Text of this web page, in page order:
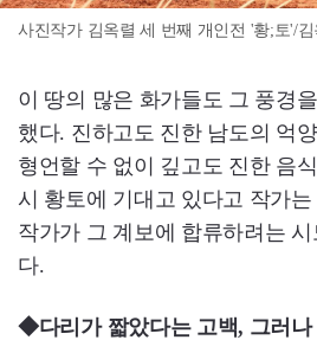
사진작가 김옥렬 세 번째 개인전 '황;토'/
이 땅의 많은 화가들도 그 풍경
했다. 진하고도 진한 남도의 억
형언할 수 없이 깊고도 진한 음
시 황토에 기대고 있다고 작가
작가가 그 계보에 합류하려는
다.
◆다리가 짧았다는 고백, 그러나